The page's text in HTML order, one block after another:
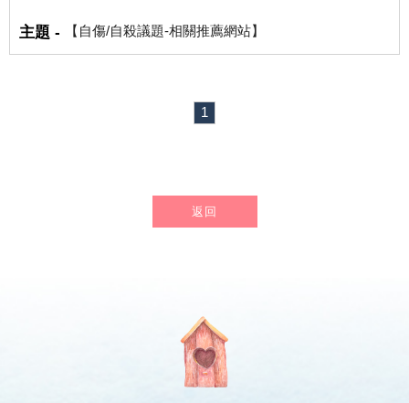
【自傷/自殺議題-相關推薦網站】
1
返回